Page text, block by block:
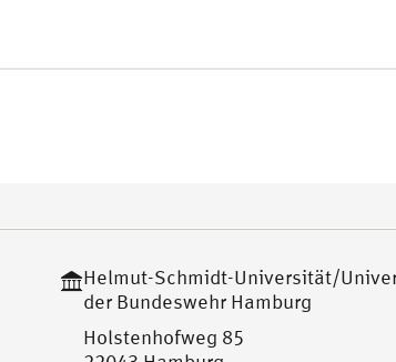
Helmut-Schmidt-Universität/
der Bundeswehr Hamburg
Holstenhofweg 85